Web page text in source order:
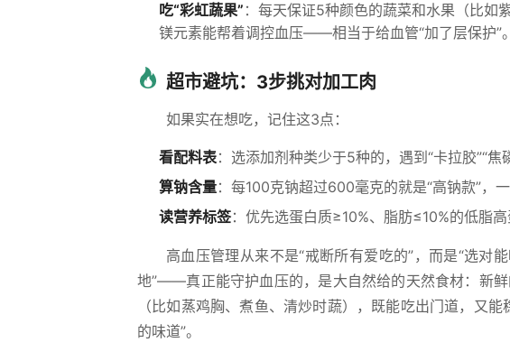
吃“彩虹蔬果” ：每天保证5种颜色的蔬菜和水果（比如
镁元素能帮着调控血压——相当于给血管“加了层保护”。
超市避坑：3步挑对加工肉
如果实在想吃，记住这3点：
看配料表：选添加剂种类少于5种的，遇到“卡拉胶”“焦
算钠含量：每100克钠超过600毫克的就是“高钠款”，
读营养标签：优先选蛋白质≥10%、脂肪≤10%的低脂
高血压管理从来不是“戒断所有爱吃的”，而是“选对
地”——真正能守护血压的，是大自然给的天然食材：新
（比如蒸鸡胸、煮鱼、清炒时蔬），既能吃出门道，又
的味道”。